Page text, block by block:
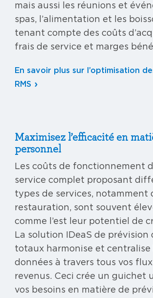
mais aussi les réunions et
spas, l’alimentation et les
tenant compte des coûts
frais de service et marges
En savoir plus sur l’optimisation
RMS
Maximisez l’efficacité en
personnel
Les coûts de fonctionnement
service complet proposant
types de services, notamment
restauration, sont souvent
comme l’est leur potentiel de
La solution IDeaS de prévision
totaux harmonise et centralise
données à travers tous vos
revenus. Ceci crée un guichet
vos besoins en matière de